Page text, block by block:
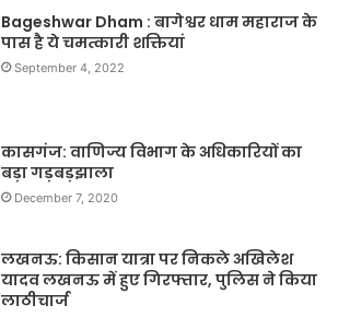
Bageshwar Dham : बागेश्वर धाम महाराज के
पास है ये चमत्कारी शक्तियां
September 4, 2022
कासगंज: वाणिज्य विभाग के अधिकारियों का
बड़ा गड़बड़झाला
December 7, 2020
लखनऊ: किसान यात्रा पर निकले अखिलेश
यादव लखनऊ में हुए गिरफ्तार, पुलिस ने किया
लाठीचार्ज